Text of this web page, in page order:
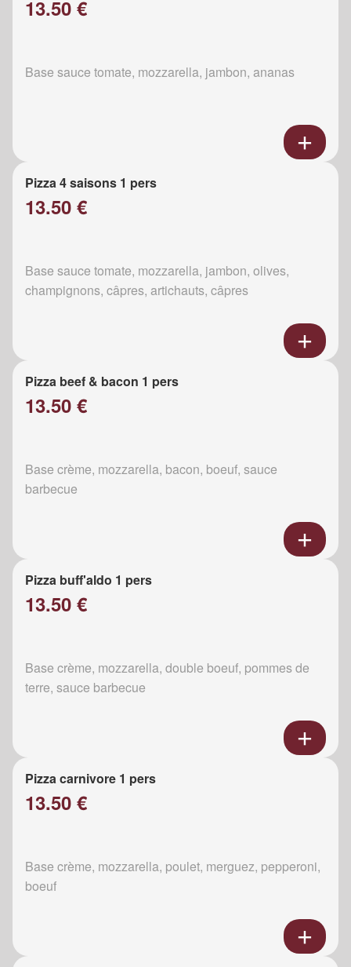
13.50 €
Base sauce tomate, mozzarella, jambon, ananas
Pizza 4 saisons 1 pers
13.50 €
Base sauce tomate, mozzarella, jambon, olives,
champignons, câpres, artichauts, câpres
Pizza beef & bacon 1 pers
13.50 €
Base crème, mozzarella, bacon, boeuf, sauce
barbecue
Pizza buff'aldo 1 pers
13.50 €
Base crème, mozzarella, double boeuf, pommes de
terre, sauce barbecue
Pizza carnivore 1 pers
13.50 €
Base crème, mozzarella, poulet, merguez, pepperoni,
boeuf